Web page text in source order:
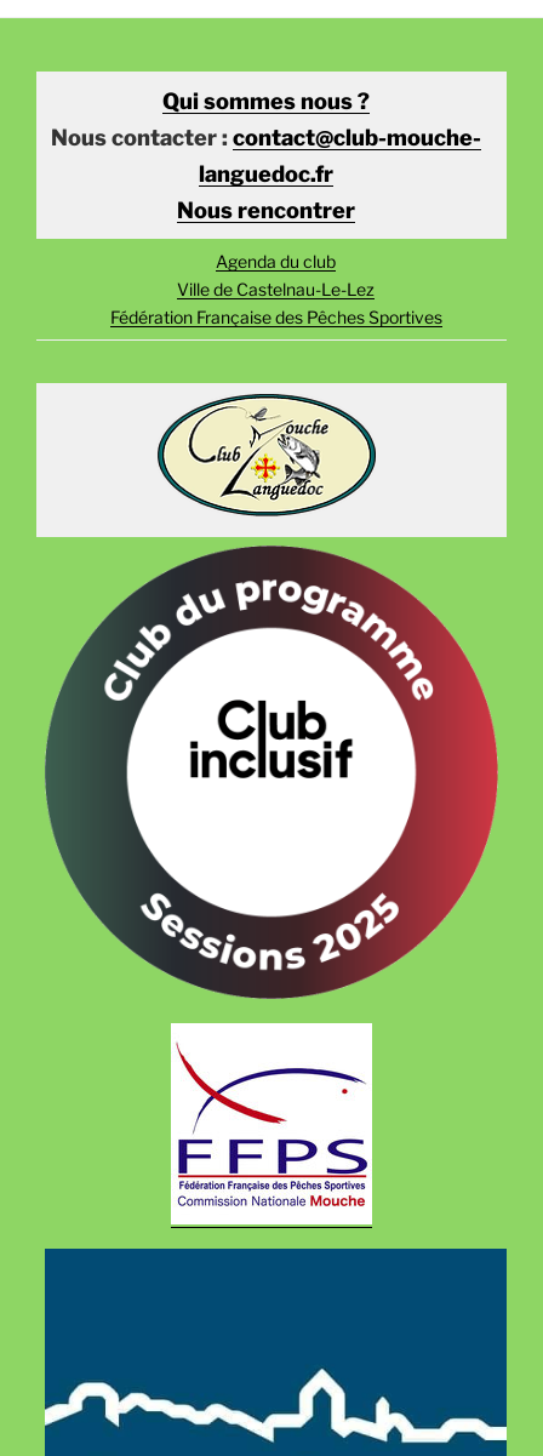
Qui sommes nous ?
Nous contacter : contact@club-mouche-
languedoc.fr
Nous rencontrer
Agenda du club
Ville de Castelnau-Le-Lez
Fédération Française des Pêches Sportives